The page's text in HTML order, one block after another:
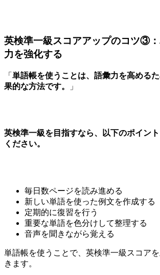
英検準一級スコアアップのコツ③
力を強化する
「 単語帳を使うことは、語彙力を高める
果的な方法です。
」
英検準一級を目指すなら、以下のポイン
ください。
毎日数ページを読み進める
新しい単語を使った例文を作成する
定期的に復習を行う
重要な単語を色分けして整理する
音声を聞きながら覚える
単語帳を使うことで、英検準一級スコア
きます。